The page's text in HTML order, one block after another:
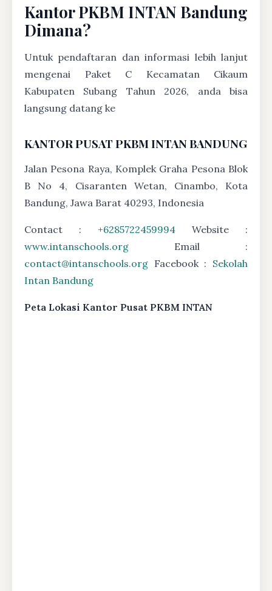
Kantor PKBM INTAN Bandung
Dimana?
Untuk pendaftaran dan informasi lebih lanjut
mengenai Paket C Kecamatan Cikaum
Kabupaten Subang Tahun 2026, anda bisa
langsung datang ke
KANTOR PUSAT PKBM INTAN BANDUNG
Jalan Pesona Raya, Komplek Graha Pesona Blok
B No 4, Cisaranten Wetan, Cinambo, Kota
Bandung, Jawa Barat 40293, Indonesia
Contact : +6285722459994 Website :
www.intanschools.org Email :
contact@intanschools.org Facebook : Sekolah
Intan Bandung
Peta Lokasi Kantor Pusat PKBM INTAN